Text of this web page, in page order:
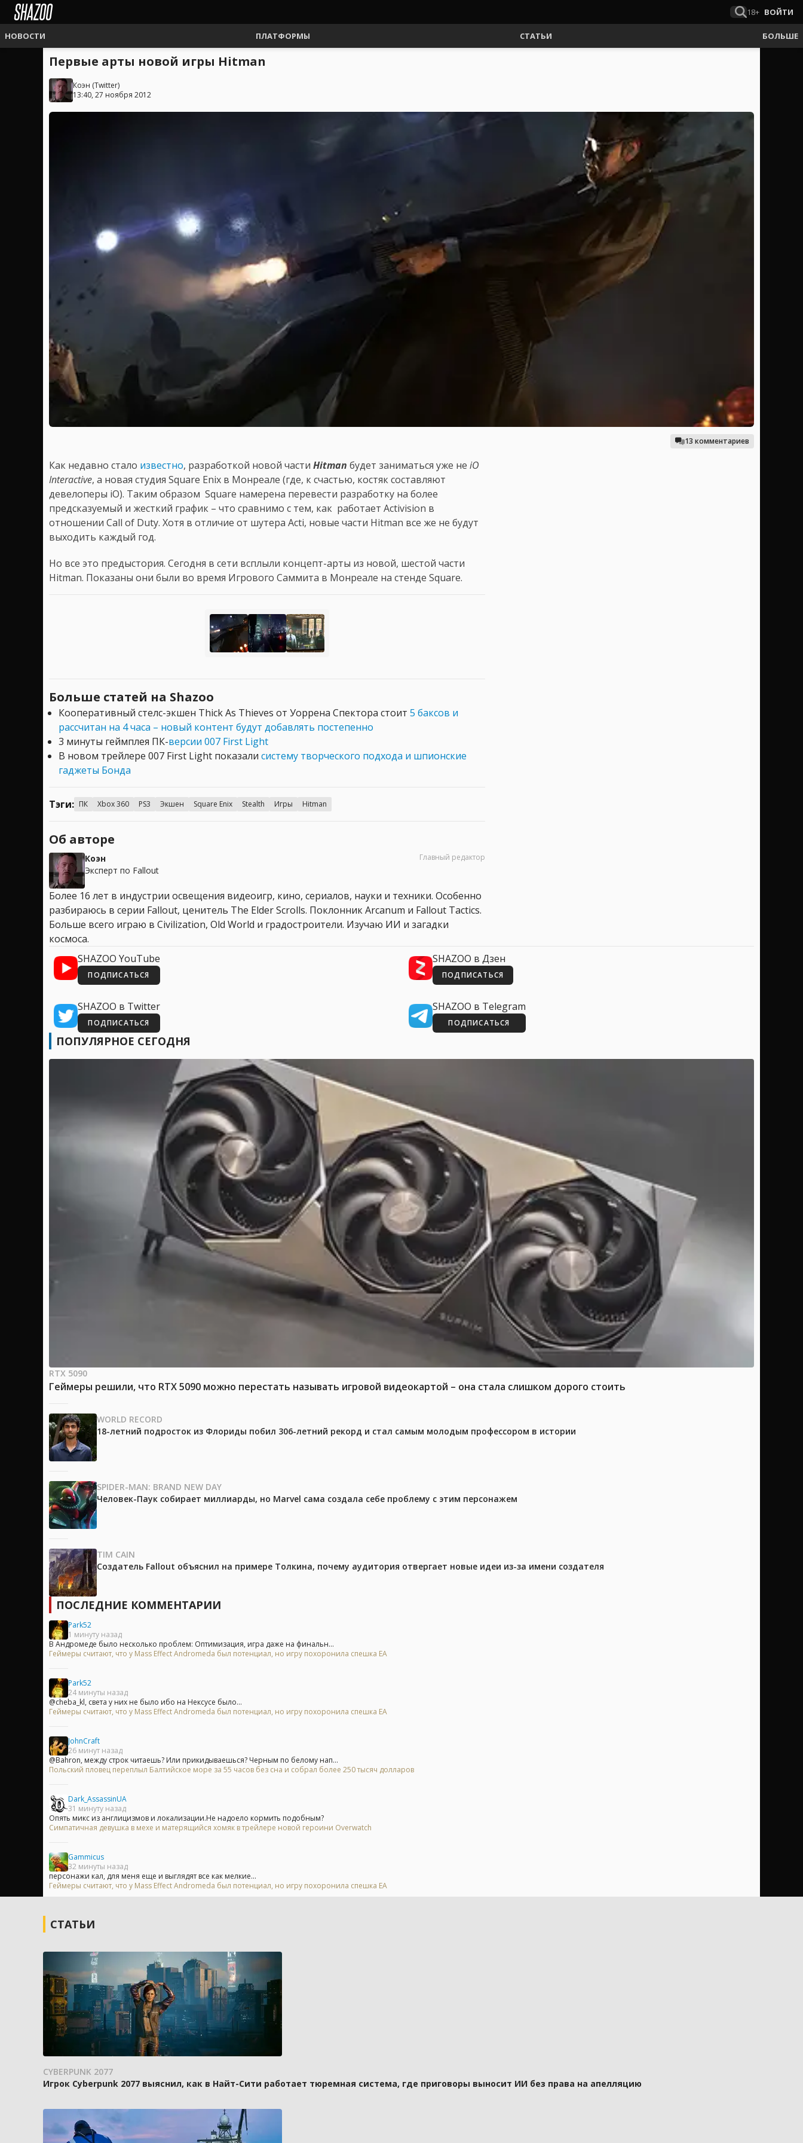
18+ ВОЙТИ
НОВОСТИ ПЛАТФОРМЫ СТАТЬИ БОЛЬШЕ
Первые арты новой игры Hitman
Коэн (Twitter)
13:40, 27 ноября 2012
13 комментариев
Как недавно стало известно, разработкой новой части Hitman будет заниматься уже не iO
Interactive, а новая студия Square Enix в Монреале (где, к счастью, костяк составляют
девелоперы iO). Таким образом Square намерена перевести разработку на более
предсказуемый и жесткий график – что сравнимо с тем, как работает Activision в
отношении Call of Duty. Хотя в отличие от шутера Acti, новые части Hitman все же не будут
выходить каждый год.
Но все это предыстория. Сегодня в сети всплыли концепт-арты из новой, шестой части
Hitman. Показаны они были во время Игрового Саммита в Монреале на стенде Square.
Больше статей на Shazoo
Кооперативный стелс-экшен Thick As Thieves от Уоррена Спектора стоит 5 баксов и
рассчитан на 4 часа – новый контент будут добавлять постепенно
3 минуты геймплея ПК-версии 007 First Light
В новом трейлере 007 First Light показали систему творческого подхода и шпионские
гаджеты Бонда
Тэги: ПК Xbox 360 PS3 Экшен Square Enix Stealth Игры Hitman
Об авторе
Коэн
Эксперт по Fallout
Главный редактор
Более 16 лет в индустрии освещения видеоигр, кино, сериалов, науки и техники. Особенно
разбираюсь в серии Fallout, ценитель The Elder Scrolls. Поклонник Arcanum и Fallout Tactics.
Больше всего играю в Civilization, Old World и градостроители. Изучаю ИИ и загадки
космоса.
SHAZOO YouTube
ПОДПИСАТЬСЯ
SHAZOO в Дзен
ПОДПИСАТЬСЯ
SHAZOO в Twitter
ПОДПИСАТЬСЯ
SHAZOO в Telegram
ПОДПИСАТЬСЯ
ПОПУЛЯРНОЕ СЕГОДНЯ
RTX 5090
Геймеры решили, что RTX 5090 можно перестать называть игровой видеокартой – она стала слишком дорого стоить
WORLD RECORD
18-летний подросток из Флориды побил 306-летний рекорд и стал самым молодым профессором в истории
SPIDER-MAN: BRAND NEW DAY
Человек-Паук собирает миллиарды, но Marvel сама создала себе проблему с этим персонажем
TIM CAIN
Создатель Fallout объяснил на примере Толкина, почему аудитория отвергает новые идеи из-за имени создателя
ПОСЛЕДНИЕ КОММЕНТАРИИ
Park52
1 минуту назад
В Андромеде было несколько проблем: Оптимизация, игра даже на финальн...
Геймеры считают, что у Mass Effect Andromeda был потенциал, но игру похоронила спешка EA
Park52
24 минуты назад
@cheba_kl, света у них не было ибо на Нексусе было...
Геймеры считают, что у Mass Effect Andromeda был потенциал, но игру похоронила спешка EA
JohnCraft
26 минут назад
@Bahron, между строк читаешь? Или прикидываешься? Черным по белому нап...
Польский пловец переплыл Балтийское море за 55 часов без сна и собрал более 250 тысяч долларов
Dark_AssassinUA
31 минуту назад
Опять микс из англицизмов и локализации.Не надоело кормить подобным?
Симпатичная девушка в мехе и матерящийся хомяк в трейлере новой героини Overwatch
Gammicus
32 минуты назад
персонажи кал, для меня еще и выглядят все как мелкие...
Геймеры считают, что у Mass Effect Andromeda был потенциал, но игру похоронила спешка EA
СТАТЬИ
CYBERPUNK 2077
Игрок Cyberpunk 2077 выяснил, как в Найт-Сити работает тюремная система, где приговоры выносит ИИ без права на апелляцию